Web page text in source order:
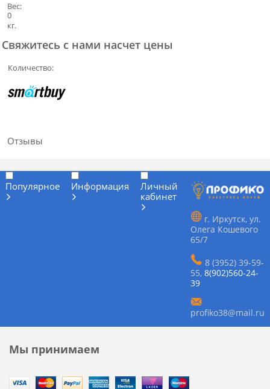
Вес:
0
кг.
Свяжитесь с нами насчет цены
Количество:
Отзывы
Популярное Информация
Личный
кабинет
г. Иркутск, ул.
Олега Кошевого
65/7
8 (3952) 39-59-
55, 8(902)560-24-
39
profiko38@mail.ru
Мы принимаем